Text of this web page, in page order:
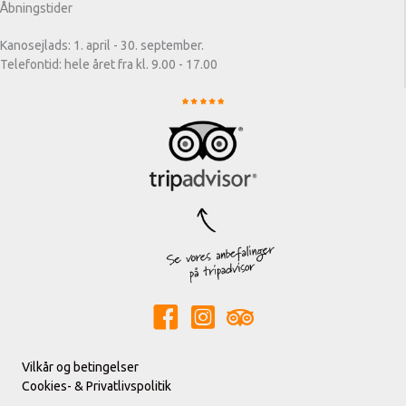
Åbningstider
Kanosejlads: 1. april - 30. september.
Telefontid: hele året fra kl. 9.00 - 17.00
Vilkår og betingelser
Cookies- & Privatlivspolitik